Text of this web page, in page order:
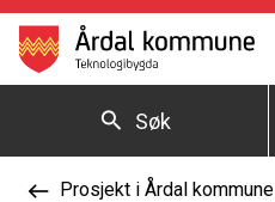
Årdal kommune
Søk
Du er her:
Prosjekt i Årdal kommune